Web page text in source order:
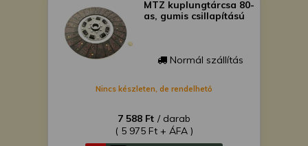
MTZ kuplungtárcsa 80-
as, gumis csillapítású
Normál szállítás
Nincs készleten, de rendelhető
7 588 Ft / darab
( 5 975 Ft + ÁFA )